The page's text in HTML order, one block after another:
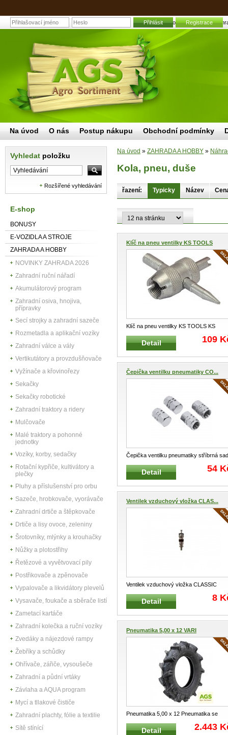
Kola, pneu, duše |
Přihlásit Registrace
Vyhledat položku
Rozšířené vyhledávání
E-shop
BONUSY
E-VOZIDLA A STROJE
ZAHRADA A HOBBY
NOVINKY ZAHRADA 2026
Zahradní ruční nářadí
Akumulátorový program
Zahradní osiva, hnojiva,
přípravky
Secí strojky a zahradní sazeče
Rozmetadla a aplikační vozíky
Zahradní válce a vály
Vertikutátory a provzdušňovače
Vyžínače a křovinořezy
Sekačky
Sekačky robotické
Zahradní traktory a ridery
Mulčovače
Malé traktory a pohonné
jednotky
Vozíky, korby, sedačky
Rotační kypřiče, kultivátory a
plečky
Pluhy a příslušenství pro orbu
Sazeče, hrobkovače, vyorávače
Zahradní drtiče a štěpkovače
Drtiče a lisy ovoce, zeleniny
Šrotovníky, mlýnky a krouhačky
Nůžky a plotostřihy
Řetězové a vyvětvovací pily
Postřikovače a zpěnovače
Vypalovače a likvidátory plevelů
Vysavače, foukače a sběrače listí
Zametací kartáče
Zahradní kolečka a ruční vozíky
Zvedáky a nájezdové rampy
Žebříky a schůdky
Ohřívače, zářiče, vysoušeče
Zahradní a půdní vrtáky
Závlaha a AQUA program
Mycí a tllakové čističe
Zahradní plachty, fólie a textilie
Sítě stínící
Na úvod » ZAHRADA A HOBBY »
Kola, pneu, duše
řazení: Typicky Název
Klíč na pneu ventilky KS TOOLS
Klíč na pneu ventilky KS TOOLS KS
TOOLS 100.5050 Profesionální kl
Detail 109
Čepička ventilku pneumatiky CO...
Čepička ventilku pneumatiky stříbrná
4 ks Ozdobná univerzální če
Detail 54
Ventilek vzduchový vložka CLAS...
Ventilek vzduchový vložka CLASSIC
kratší Klasiská univerzální vzduch
Detail 8
Pneumatika 5,00 x 12 VARI
Pneumatika 5,00 x 12 Pneumatika se
šípovým vzorkem Rozměr : 5.00 x
Detail 2.443
Na úvod O nás Postup nákupu Obchodní podmínky